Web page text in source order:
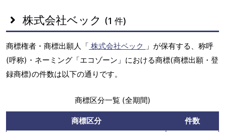
株式会社ベック (1 件)
商標権者・商標出願人「 株式会社ベック 」が保有する、称呼
(呼称)・ネーミング「エコゾーン」における商標(商標出願・登
録商標)の件数は以下の通りです。
商標区分一覧 (全期間)
商標区分
件数